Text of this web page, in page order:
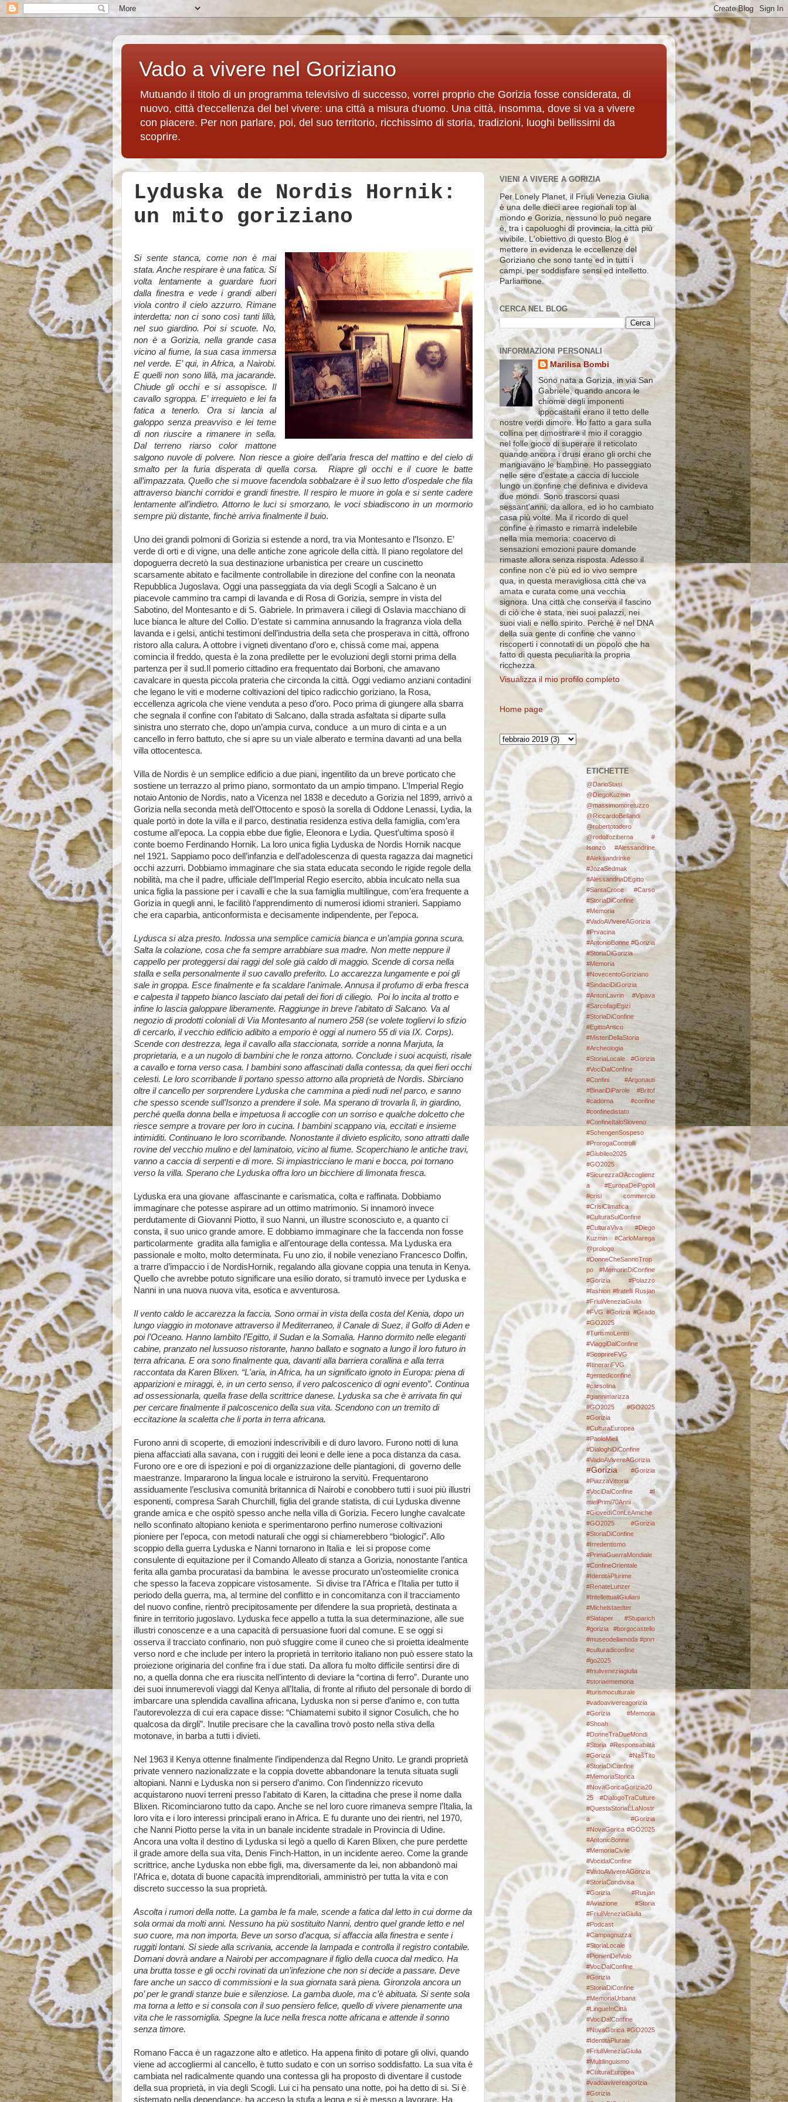
Vado a vivere nel Goriziano
Mutuando il titolo di un programma televisivo di successo, vorrei proprio che Gorizia fosse considerata, di
nuovo, città d'eccellenza del bel vivere: una città a misura d'uomo. Una città, insomma, dove si va a vivere
con piacere. Per non parlare, poi, del suo territorio, ricchissimo di storia, tradizioni, luoghi bellissimi da
scoprire.
Lyduska de Nordis Hornik:
un mito goriziano
Si sente stanca, come non è mai
stata. Anche respirare è una fatica. Si
volta lentamente a guardare fuori
dalla finestra e vede i grandi alberi
viola contro il cielo azzurro. Rimane
interdetta: non ci sono così tanti lillà,
nel suo giardino. Poi si scuote. No,
non è a Gorizia, nella grande casa
vicino al fiume, la sua casa immersa
nel verde. E’ qui, in Africa, a Nairobi.
E quelli non sono lillà, ma jacarande.
Chiude gli occhi e si assopisce. Il
cavallo sgroppa. E’ irrequieto e lei fa
fatica a tenerlo. Ora si lancia al
galoppo senza preavviso e lei teme
di non riuscire a rimanere in sella.
Dal terreno riarso color mattone
salgono nuvole di polvere. Non riesce a gioire dell’aria fresca del mattino e del cielo di
smalto per la furia disperata di quella corsa.
Riapre gli occhi e il cuore le batte
all’impazzata. Quello che si muove facendola sobbalzare è il suo letto d’ospedale che fila
attraverso bianchi corridoi e grandi finestre. Il respiro le muore in gola e si sente cadere
lentamente all’indietro. Attorno le luci si smorzano, le voci sbiadiscono in un mormorio
sempre più distante, finchè arriva finalmente il buio.
Uno dei grandi polmoni di Gorizia si estende a nord, tra via Montesanto e l’Isonzo. E’
verde di orti e di vigne, una delle antiche zone agricole della città. Il piano regolatore del
dopoguerra decretò la sua destinazione urbanistica per creare un cuscinetto
scarsamente abitato e facilmente controllabile in direzione del confine con la neonata
Repubblica Jugoslava. Oggi una passeggiata da via degli Scogli a Salcano è un
piacevole cammino tra campi di lavanda e di Rosa di Gorizia, sempre in vista del
Sabotino, del Montesanto e di S. Gabriele. In primavera i ciliegi di Oslavia macchiano di
luce bianca le alture del Collio. D’estate si cammina annusando la fragranza viola della
lavanda e i gelsi, antichi testimoni dell’industria della seta che prosperava in città, offrono
ristoro alla calura. A ottobre i vigneti diventano d’oro e, chissà come mai, appena
comincia il freddo, questa è la zona predilette per le evoluzioni degli storni prima della
partenza per il sud.Il pomerio cittadino era frequentato dai Borboni, che amavano
cavalcare in questa piccola prateria che circonda la città. Oggi vediamo anziani contadini
che legano le viti e moderne coltivazioni del tipico radicchio goriziano, la Rosa,
eccellenza agricola che viene venduta a peso d’oro. Poco prima di giungere alla sbarra
che segnala il confine con l’abitato di Salcano, dalla strada asfaltata si diparte sulla
sinistra uno sterrato che, dopo un’ampia curva, conduce a un muro di cinta e a un
cancello in ferro battuto, che si apre su un viale alberato e termina davanti ad una bella
villa ottocentesca.
Villa de Nordis è un semplice edificio a due piani, ingentilito da un breve porticato che
sostiene un terrazzo al primo piano, sormontato da un ampio timpano. L’Imperial Regio
notaio Antonio de Nordis, nato a Vicenza nel 1838 e deceduto a Gorizia nel 1899, arrivò a
Gorizia nella seconda metà dell'Ottocento e sposò la sorella di Oddone Lenassi, Lydia, la
quale portò in dote la villa e il parco, destinatia residenza estiva della famiglia, com’era
costume all’epoca. La coppia ebbe due figlie, Eleonora e Lydia. Quest’ultima sposò il
conte boemo Ferdinando Hornik. La loro unica figlia Lyduska de Nordis Hornik nacque
nel 1921. Sappiamo poco dell’infanzia e dell’adolescenza di questa ragazza dai magnetici
occhi azzurri. Dobbiamo immaginare che sia stata educata secondo le rigide regole della
nobilità, ma che il padre, ufficiale dell’Imperial Regio esercito, abbia inculcato nella sua
unica figlia la passione per i cavalli e che la sua famiglia multilingue, com’era frequente a
Gorizia in quegli anni, le facilitò l’apprendimento di numerosi idiomi stranieri. Sappiamo
che era caparbia, anticonformista e decisamente indipendente, per l’epoca.
Lydusca si alza presto. Indossa una semplice camicia bianca e un’ampia gonna scura.
Salta la colazione, cosa che fa sempre arrabbiare sua madre. Non mette neppure il
cappello per proteggersi dai raggi del sole già caldo di maggio. Scende di corsa nella
stalla e sella personalmente il suo cavallo preferito. Lo accarezza lungamente e poi gli
sale in groppa. Esce finalmente e fa scaldare l’animale. Annusa il profumo di erba fresca
e calpesta il tappeto bianco lasciato dai petali dei fiori di ciliegio. Poi lo incita al trotto e
infine lo lascia galoppare liberamente. Raggiunge in breve l’abitato di Salcano. Va al
negozio di prodotti coloniali di Via Montesanto al numero 258 (se volete togliervi lo sfizio
di cercarlo, il vecchio edificio adibito a emporio è oggi al numero 55 di via IX. Corps).
Scende con destrezza, lega il cavallo alla staccionata, sorride a nonna Marjuta, la
proprietaria, e a un nugolo di bambini che le ronza attorno. Conclude i suoi acquisti, risale
a cavallo e torna verso casa. I bambini sono affascinati dalla contessa, da quei fieri occhi
celesti. Le loro scorribande li portano spesso attorno alla proprietà de Nordis. Sbirciano
oltre il cancello per sorprendere Lyduska che cammina a piedi nudi nel parco, e sanno
che spesso scende sull’Isonzo a prendere il sole. Ma sperano di trovarla lì, in giardino,
perché quella donna bella e impetuosa li accoglie con un sorriso e qualche dolcetto che
riesce sempre a trovare per loro in cucina. I bambini scappano via, eccitati e insieme
intimiditi. Continuano le loro scorribande. Nonostante il divieto esplicito, sono attratti dalle
rovine del vecchio mulino e del laminatoio, vicino al fiume. Scoperchiano le antiche travi,
vanno a caccia di serpenti e di more. Si impiastricciano le mani e bocca, poi tornano
verso la villa. Sperano che Lyduska offra loro un bicchiere di limonata fresca.
Lyduska era una giovane affascinante e carismatica, colta e raffinata. Dobbiamo
immaginare che potesse aspirare ad un ottimo matrimonio. Si innamorò invece
perdutamente di Giovanni Piotto, il suo Nanni, un illustre sconosciuto e, a quanto ci
consta, il suo unico grande amore. E dobbiamo immaginare che la faccenda non fosse
particolarmente gradita alla famiglia e all’entourage della contessa. Ma Lyduska era
passionale e molto, molto determinata. Fu uno zio, il nobile veneziano Francesco Dolfin,
a trarre d’impaccio i de NordisHornik, regalando alla giovane coppia una tenuta in Kenya.
Quello che avrebbe potuto significare una esilio dorato, si tramutò invece per Lyduska e
Nanni in una nuova nuova vita, esotica e avventurosa.
Il vento caldo le accarezza la faccia. Sono ormai in vista della costa del Kenia, dopo un
lungo viaggio in motonave attraverso il Mediterraneo, il Canale di Suez, il Golfo di Aden e
poi l’Oceano. Hanno lambito l’Egitto, il Sudan e la Somalia. Hanno dormito nelle eleganti
cabine, pranzato nel lussuoso ristorante, hanno ballato e sognato a lungo il loro futuro in
terra africana. E ora sono finalmente qua, davanti alla barriera corallina e alla terra
raccontata da Karen Blixen. “L'aria, in Africa, ha un significato ignoto in Europa: piena di
apparizioni e miraggi, è, in un certo senso, il vero palcoscenico di ogni evento”. Continua
ad ossessionarla, quella frase della scrittrice danese. Lyduska sa che è arrivata fin qui
per cercare finalmente il palcoscenico della sua vita. Scendono con un tremito di
eccitazione la scaletta che li porta in terra africana.
Furono anni di scoperte, di emozioni indescrivibili e di duro lavoro. Furono notti di luna
piena affacciati alla savana, con i ruggiti dei leoni e delle iene a poca distanza da casa.
Furono ore e ore di ispezioni e poi di organizzazione delle piantagioni, di governo delle
maestranze. Impararono la lingua locale e istruirono la servitù. Frequentarono
assiduamente l’esclusiva comunità britannica di Nairobi e conobbero tutti i suoi più illustri
esponenti, compresa Sarah Churchill, figlia del grande statista, di cui Lyduska divenne
grande amica e che ospitò spesso anche nella villa di Gorizia. Fecero lunghe cavalcate
nello sconfinato altopiano keniota e sperimentarono perfino numerose coltivazioni
pioniere per l’epoca, con metodi naturali che oggi si chiamerebbero “biologici”. Allo
scoppio della guerra Lyduska e Nanni tornarono in Italia e
lei si propose come
consulente di equitazione per il Comando Alleato di stanza a Gorizia, nonostante l’antica
ferita alla gamba procuratasi da bambina
le avesse procurato un’osteomielite cronica
che spesso la faceva zoppicare vistosamente.
Si divise tra l’Africa e l’Italia per tutto il
periodo della guerra, ma, al termine del conflitto e in concomitanza con il tracciamento
del nuovo confine, rientrò precipitosamente per difendere la sua proprietà, destinata a
finire in territorio jugoslavo. Lyduska fece appello a tutta la sua determinazione, alle sue
illustri conoscenze e a una capacità di persuasione fuori dal comune. E se oggi si
osserva il tracciato confinario, non può sfuggire come il cuneo che si proietta idealmente
verso nord e che include per intero la proprietà in territorio italiano non può essere stato la
proiezione originaria del confine fra i due stati. Da allora fu molto difficile sentirsi dire di
no, a quella donna che era riuscita nell’intento di deviare la “cortina di ferro”. Durante uno
dei suoi innumerevoli viaggi dal Kenya all’Italia, di fronte al rifiuto del personale di bordo di
imbarcare una splendida cavallina africana, Lyduska non si perse d’animo e, con tutta
l’autorevolezza di cui era capace disse: “Chiamatemi subito il signor Cosulich, che ho
qualcosa da dirgli”. Inutile precisare che la cavallina trovò posto nella stiva della
motonave, in barba a tutti i divieti.
Nel 1963 il Kenya ottenne finalmente l’indipendenza dal Regno Unito. Le grandi proprietà
private vennero nazionalizzate e la coppia dovette abbandonare la tenuta situata sugli
altopiani. Nanni e Lyduska non si persero d’animo. Con l’indennizzo ricevuto
acquistarono nuovi terreni presso l’abitato di Karen, la cittadina che prese il nome dalla
Blixen. Ricominciarono tutto da capo. Anche se nel loro cuore rimaneva sempre l’Italia, la
loro vita e i loro interessi principali erano in Africa. E fu durante uno dei rientri, nel 1970,
che Nanni Piotto perse la vita in un banale incidente stradale in Provincia di Udine.
Ancora una volta il destino di Lyduska si legò a quello di Karen Blixen, che pure perdette
il grade amore della sua vita, Denis Finch-Hatton, in un incidente aereo. Come la grande
scrittrice, anche Lyduska non ebbe figli, ma, diversamente da lei, non abbandonò mai
l’Africa e, dotata di buone capacità imprenditoriali, amministrò per tutta la vita e con
discreto successo la sua proprietà.
Ascolta i rumori della notte. La gamba le fa male, scende a fatica dal letto in cui dorme da
sola ormai da molti anni. Nessuno ha più sostituito Nanni, dentro quel grande letto e nel
suo cuore, ma non importa. Beve un sorso d’acqua, si affaccia alla finestra e sente i
ruggiti lontani. Si siede alla scrivania, accende la lampada e controlla il registro contabile.
Domani dovrà andare a Nairobi per accompagnare il figlio della cuoca dal medico. Ha
una brutta tosse e gli occhi rovinati da un’infezione che non si decide a passare. Deve
fare anche un sacco di commissioni e la sua giornata sarà piena. Gironzola ancora un
po’ per le grandi stanze buie e silenziose. La gamba duole, ma c’è abituata. Si sente sola
ma torna a letto e si consola con il suo pensiero felice, quello di vivere pienamente una
vita che le rassomiglia. Spegne la luce nella fresca notte africana e attende il sonno
senza timore.
Romano Facca è un ragazzone alto e atletico. Ha appena finito di potare gli olivi, quando
viene ad accogliermi al cancello, è tutto sudato e con un sorriso soddisfatto. La sua vita è
cambiata nel radicalmente quando una contessa gli ha proposto di diventare il custode
della sua proprietà, in via degli Scogli. Lui ci ha pensato una notte, poi ha detto di si. Si è
sistemato nella dependance, ha acceso la stufa a legna e si è messo a lavorare. Ha
VIENI A VIVERE A GORIZIA
Per Lonely Planet, il Friuli Venezia Giulia
è una delle dieci aree regionali top al
mondo e Gorizia, nessuno lo può negare
è, tra i capoluoghi di provincia, la città più
vivibile. L'obiettivo di questo Blog è
mettere in evidenza le eccellenze del
Goriziano che sono tante ed in tutti i
campi, per soddisfare sensi ed intelletto.
Parliamone.
CERCA NEL BLOG
INFORMAZIONI PERSONALI
Marilisa Bombi
Sono nata a Gorizia, in via San
Gabriele, quando ancora le
chiome degli imponenti
ippocastani erano il tetto delle
nostre verdi dimore. Ho fatto a gara sulla
collina per dimostrare il mio il coraggio
nel folle gioco di superare il reticolato
quando ancora i drusi erano gli orchi che
mangiavano le bambine. Ho passeggiato
nelle sere d'estate a caccia di lucciole
lungo un confine che definiva e divideva
due mondi. Sono trascorsi quasi
sessant'anni, da allora, ed io ho cambiato
casa più volte. Ma il ricordo di quel
confine è rimasto e rimarrà indelebile
nella mia memoria: coacervo di
sensazioni emozioni paure domande
rimaste allora senza risposta. Adesso il
confine non c'è più ed io vivo sempre
qua, in questa meravigliosa città che va
amata e curata come una vecchia
signora. Una città che conserva il fascino
di ciò che è stata, nei suoi palazzi, nei
suoi viali e nello spirito. Perchè è nel DNA
della sua gente di confine che vanno
riscoperti i connotati di un popolo che ha
fatto di questa peculiarità la propria
ricchezza.
Visualizza il mio profilo completo
Home page
ETICHETTE
@DarioStasi
@DiegoKuzmin
@massimomoretuzzo
@RiccardoBellandi
@robertotodero
@rodolfoziberna
#
Isonzo
#Alessandrine
#Aleksandrinke
#JozaSedmak
#AlessandriaDEgitto
#SantaCroce #Carso
#StoriaDiConfine
#Memoria
#VadoAVivereAGorizia
#Prvacina
#AntonioBonne #Gorizia
#StoriaDiGorizia
#Memoria
#NovecentoGoriziano
#SindaciDiGorizia
#AntonLavrin #Vipava
#SarcofagiEgizi
#StoriaDiConfine
#EgittoAntico
#MisteriDellaStoria
#Archeologia
#StoriaLocale #Gorizia
#VociDalConfine
#Confini
#Argonauti
#BinariDiParole
#Britof
#cadorna
#confine
#confinedistato
#ConfineItaloSloveno
#SchengenSospeso
#ProrogaControlli
#Giubileo2025
#GO2025
#SicurezzaOAccoglienz
a #EuropaDeiPopoli
#crisi commercio
#CrisiClimatica
#CulturaSulConfine
#CulturaViva
#Diego
Kuzmin #CarloMarega
@prologo
#DonneCheSannoTrop
po #MemorieDiConfine
#Gorizia #Polazzo
#fashion #fratelli Rusjan
#FriuliVeneziaGiulia
#FVG #Gorizia #Grado
#GO2025
#TurismoLento
#ViaggiDalConfine
#ScoprireFVG
#ItinerariFVG
#gentediconfine
#carsolina
#giannimarizza
#GO2025
#GO2025
#Gorizia
#CulturaEuropea
#PaoloMieli
#DialoghiDiConfine
#VadoAVivereAGorizia
#Gorizia
#Gorizia
#PiazzaVittoria
#VociDalConfine #I
mieiPrimi70Anni
#GiovedìConLeAmiche
#GO2025
#Gorizia
#StoriaDiConfine
#Irredentismo
#PrimaGuerraMondiale
#ConfineOrientale
#IdentitàPlurime
#RenateLunzer
#IntellettualiGiuliani
#Michelstaedter
#Slataper #Stuparich
#gorizia #borgocastello
#museodellamoda #pnrr
#culturadiconfine
#go2025
#friuliveneziagiulia
#storiaememoria
#turismoculturale
#vadoavivereagorizia
#Gorizia #Memoria
#Shoah
#DonneTraDueMondi
#Storia #Responsabilità
#Gorizia #NašTito
#StoriaDiConfine
#MemoriaStorica
#NovaGoricaGorizia20
25 #DialogoTraCulture
#QuestaStoriaÈLaNostr
a
#Gorizia
#NovaGorica #GO2025
#AntonioBonne
#MemoriaCivile
#VocidalConfine
#VadoAVivereAGorizia
#StoriaCondivisa
#Gorizia #Rusjan
#Aviazione #Storia
#FriuliVeneziaGiulia
#Podcast
#Campagnuzza
#StoriaLocale
#PionieriDelVolo
#VociDalConfine
#Gorizia
#StoriaDiConfine
#MemoriaUrbana
#LingueInCittà
#VociDalConfine
#NovaGorica #GO2025
#IdentitàPlurale
#FriuliVeneziaGiulia
#Multilinguismo
#CulturaEuropea
#vadoavivereagorizia
#Gorizia